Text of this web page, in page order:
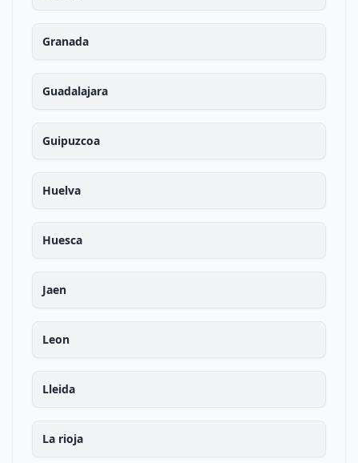
Granada
Guadalajara
Guipuzcoa
Huelva
Huesca
Jaen
Leon
Lleida
La rioja